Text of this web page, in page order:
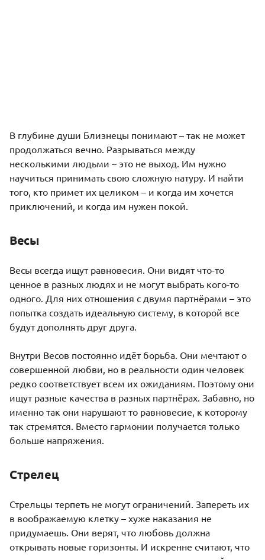
В глубине души Близнецы понимают – так не может
продолжаться вечно. Разрываться между
несколькими людьми – это не выход. Им нужно
научиться принимать свою сложную натуру. И найти
того, кто примет их целиком – и когда им хочется
приключений, и когда им нужен покой.
Весы
Весы всегда ищут равновесия. Они видят что-то
ценное в разных людях и не могут выбрать кого-то
одного. Для них отношения с двумя партнёрами – это
попытка создать идеальную систему, в которой все
будут дополнять друг друга.
Внутри Весов постоянно идёт борьба. Они мечтают о
совершенной любви, но в реальности один человек
редко соответствует всем их ожиданиям. Поэтому они
ищут разные качества в разных партнёрах. Забавно, но
именно так они нарушают то равновесие, к которому
так стремятся. Вместо гармонии получается только
больше напряжения.
Стрелец
Стрельцы терпеть не могут ограничений. Запереть их
в воображаемую клетку – хуже наказания не
придумаешь. Они верят, что любовь должна
открывать новые горизонты. И искренне считают, что